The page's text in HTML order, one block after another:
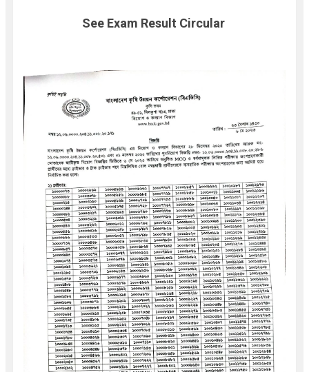
See Exam Result Circular